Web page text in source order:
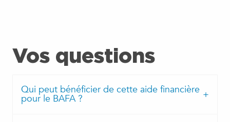
Vos questions
Qui peut bénéficier de cette aide financière
pour le BAFA ?